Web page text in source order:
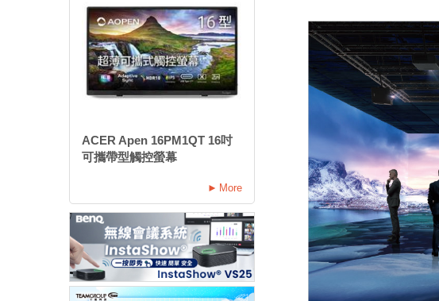
ACER Apen 16PM1QT 16吋
可攜帶型觸控螢幕
More